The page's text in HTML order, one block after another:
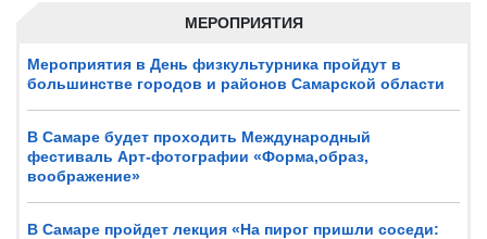
МЕРОПРИЯТИЯ
Мероприятия в День физкультурника пройдут в
большинстве городов и районов Самарской области
В Самаре будет проходить Международный
фестиваль Арт-фотографии «Форма,образ,
воображение»
В Самаре пройдет лекция «На пирог пришли соседи: